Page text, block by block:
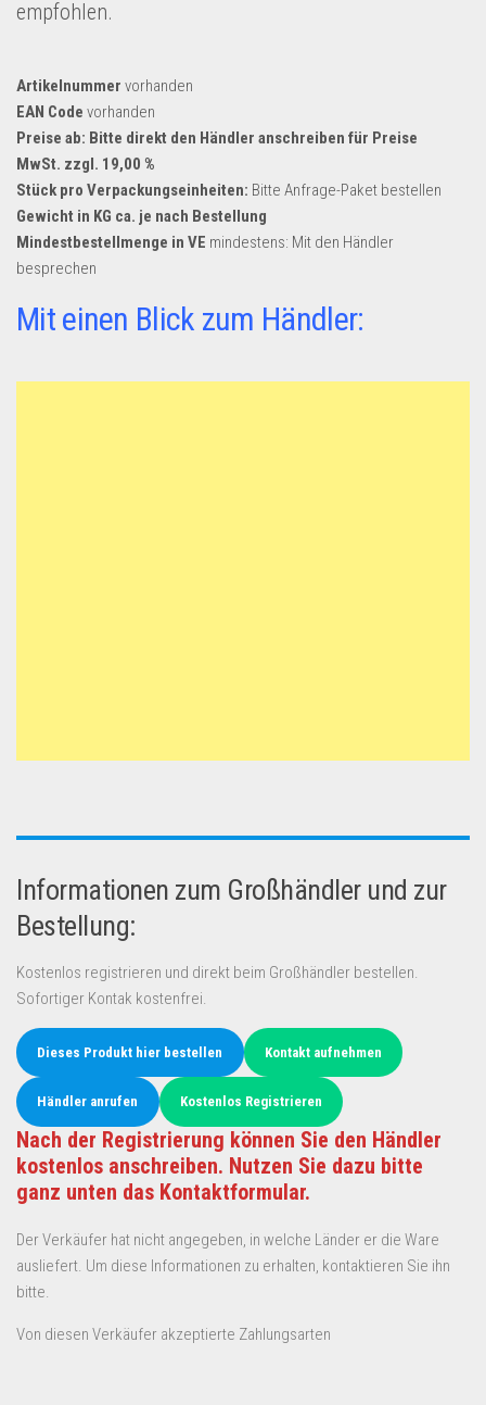
B2B Produkte
Amazon
Aldi
Lidl
Kostenlos verkaufen
Anmelden
Newsletter
empfohlen.
Artikelnummer vorhanden
EAN Code vorhanden
Preise ab: Bitte direkt den Händler anschreiben für Preise
MwSt. zzgl. 19,00 %
Stück pro Verpackungseinheiten: Bitte Anfrage-Paket bestellen
Gewicht in KG ca. je nach Bestellung
Mindestbestellmenge in VE mindestens: Mit den Händler
besprechen
Mit einen Blick zum Händler:
Informationen zum Großhändler und zur
Bestellung:
Kostenlos registrieren und direkt beim Großhändler bestellen.
Sofortiger Kontak kostenfrei.
Dieses Produkt hier bestellen Kontakt aufnehmen
Händler anrufen Kostenlos Registrieren
Nach der Registrierung können Sie den Händler
kostenlos anschreiben. Nutzen Sie dazu bitte
ganz unten das Kontaktformular.
Der Verkäufer hat nicht angegeben, in welche Länder er die Ware
ausliefert. Um diese Informationen zu erhalten, kontaktieren Sie ihn
bitte.
Von diesen Verkäufer akzeptierte Zahlungsarten